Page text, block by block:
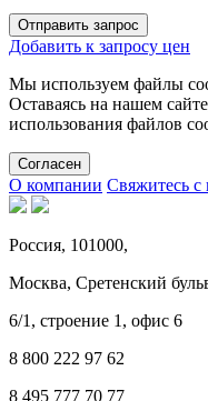
Отправить запрос
Добавить к запросу цен
Мы используем файлы
Оставаясь на нашем
использования файлов
Cогласен
О компании Свяжитесь с
Россия, 101000,
Москва, Сретенский
6/1, строение 1, офис 6
8 800 222 97 62
8 495 777 70 77